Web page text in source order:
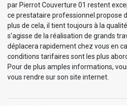
par Pierrot Couverture 01 restent
ce prestataire professionnel propose
plus de cela, il tient toujours à la qualité
s’agisse de la réalisation de grands
déplacera rapidement chez vous en
conditions tarifaires sont les plus
Pour de plus amples informations,
vous rendre sur son site internet.